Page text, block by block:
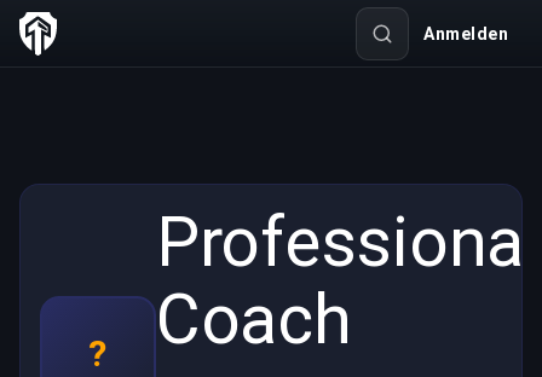
Anmelden
?
Professional
Coach